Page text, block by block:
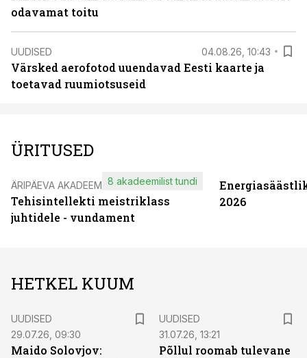
odavamat toitu
UUDISED 04.08.26, 10:43
Värsked aerofotod uuendavad Eesti kaarte ja
toetavad ruumiotsuseid
ÜRITUSED
ÄRIPÄEVA AKADEEMIA
Tehisintellekti meistriklass
juhtidele - vundament
8 akadeemilist tundi
2026
HETKEL KUUM
UUDISED
29.07.26, 09:30
Maido Solovjov:
UUDISED
31.07.26, 13:21
Põllul roomab tulevane